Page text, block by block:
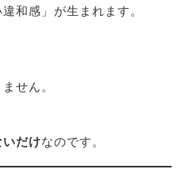
和感」が生まれます。
せん。
だけなのです。